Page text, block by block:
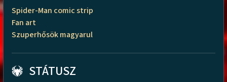
Spider-Man comic strip
Fan art
Szuperhősök magyarul
STÁTUSZ